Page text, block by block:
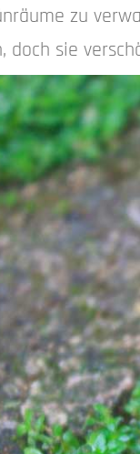
zu
doch sie